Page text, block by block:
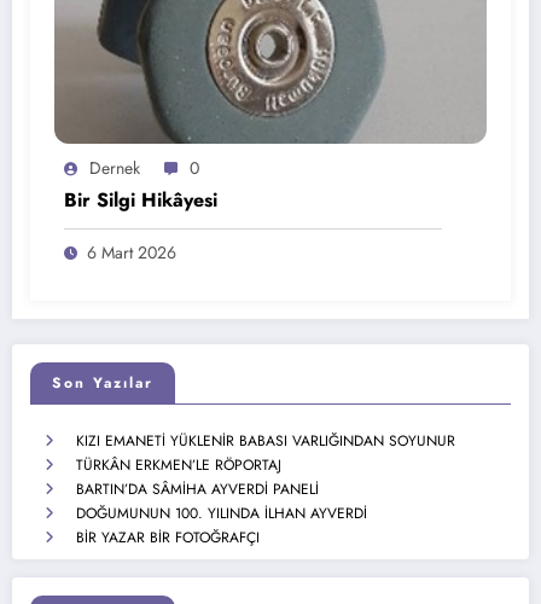
Dernek 0
Bir Silgi Hikâyesi
6 Mart 2026
Son Yazılar
KIZI EMANETİ YÜKLENİR BABASI VARLIĞINDAN SOYUNUR
TÜRKÂN ERKMEN’LE RÖPORTAJ
BARTIN’DA SÂMİHA AYVERDİ PANELİ
DOĞUMUNUN 100. YILINDA İLHAN AYVERDİ
BİR YAZAR BİR FOTOĞRAFÇI